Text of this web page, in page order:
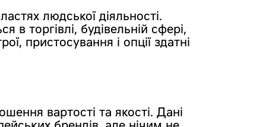
людської діяльності.
в торгівлі, будівельній сфері,
пристосування і опції здатні
вартості та якості. Дані